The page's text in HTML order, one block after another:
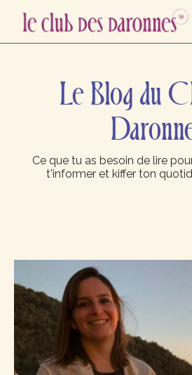
Le Blog du
Ce que tu as besoin de lire
t'informer et kiffer ton